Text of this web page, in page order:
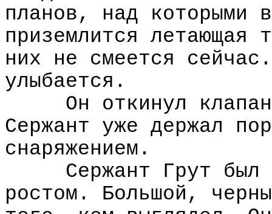
планов, над которыми
приземлится
них не смеется
улыбается.
Он откинул
Сержант уже держал
снаряжением.
Сержант Грут
ростом. Большой,